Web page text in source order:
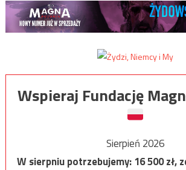
Wspieraj Fundację
Sierpień 2026
W sierpniu potrzebujemy:16 500zł,